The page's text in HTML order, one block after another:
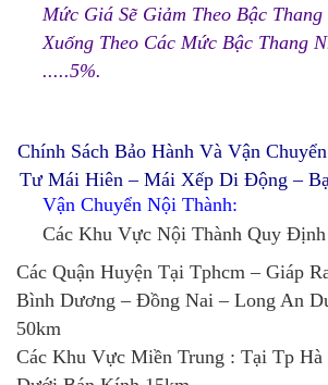
Mức Giá Sẽ Giảm Theo Bậc
Xuống Theo Các Mức Bậc Thang
.....5%.
Chính Sách Bảo Hành Và Vận
Tư Mái Hiên – Mái Xếp Di Động –
Vận Chuyển Nội Thành:
Các Khu Vực Nội Thành Quy
Các Quận Huyện Tại Tphcm – Giáp
Bình Dương – Đồng Nai – Long An
50km
Các Khu Vực Miền Trung : Tại Tp